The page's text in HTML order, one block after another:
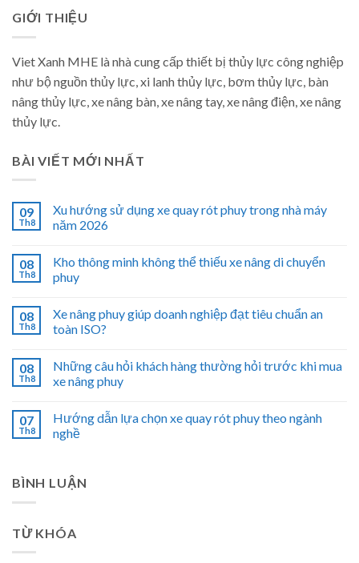
GIỚI THIỆU
Viet Xanh MHE là nhà cung cấp thiết bị thủy lực công nghiệp
như bộ nguồn thủy lực, xi lanh thủy lực, bơm thủy lực, bàn
nâng thủy lực, xe nâng bàn, xe nâng tay, xe nâng điện, xe nâng
thủy lực.
BÀI VIẾT MỚI NHẤT
09
Th8
Xu hướng sử dụng xe quay rót phuy trong nhà máy
năm 2026
08
Th8
Kho thông minh không thể thiếu xe nâng di chuyển
phuy
08
Th8
Xe nâng phuy giúp doanh nghiệp đạt tiêu chuẩn an
toàn ISO?
08
Th8
Những câu hỏi khách hàng thường hỏi trước khi mua
xe nâng phuy
07
Th8
Hướng dẫn lựa chọn xe quay rót phuy theo ngành
nghề
BÌNH LUẬN
TỪ KHÓA